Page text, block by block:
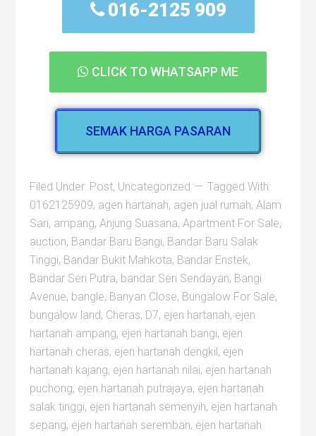
016-2125 909
CLICK TO WHATSAPP ME
SEMAK HARGA PASARAN
Filed Under: Post, Uncategorized
Tagged With:
0162125909, agen hartanah, agen jual rumah,Alam
Sari, ampang,Anjung Suasana,Apartment For Sale,
auction, Bandar Baru Bangi, Bandar Baru Salak
Tinggi, Bandar Bukit Mahkota, Bandar Enstek,
Bandar Seri Putra, bandar Seri Sendayan, Bangi
Avenue, bangle, Banyan Close, Bungalow For Sale,
bungalow land, Cheras, D7, ejen hartanah, ejen
hartanah ampang, ejen hartanah bangi, ejen
hartanah cheras, ejen hartanah dengkil , ejen
hartanah kajang, ejen hartanah nilai, ejen hartanah
puchong, ejen hartanah putrajaya, ejen hartanah
salak tinggi, ejen hartanah semenyih, ejen hartanah
sepang, ejen hartanah seremban, ejen hartanah